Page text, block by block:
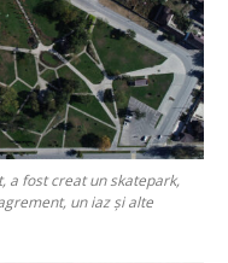
a fost creat un skatepark,
un iaz și alte